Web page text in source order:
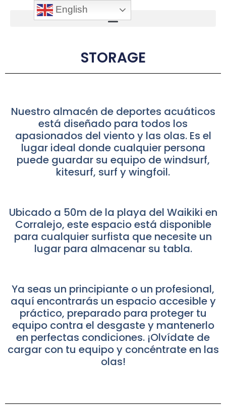
STORAGE
Nuestro almacén de deportes acuáticos
está diseñado para todos los
apasionados del viento y las olas. Es el
lugar ideal donde cualquier persona
puede guardar su equipo de windsurf,
kitesurf, surf y wingfoil.
Ubicado a 50m de la playa del Waikiki en
Corralejo, este espacio está disponible
para cualquier surfista que necesite un
lugar para almacenar su tabla.
Ya seas un principiante o un profesional,
aquí encontrarás un espacio accesible y
práctico, preparado para proteger tu
equipo contra el desgaste y mantenerlo
en perfectas condiciones. ¡Olvídate de
cargar con tu equipo y concéntrate en las
olas!
English